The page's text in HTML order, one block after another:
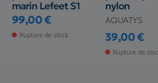
marin Lefeet S1
Prix
99,00 €
Rupture de stock
nylon
AQUATYS
Prix
39,00 €
Rupture de